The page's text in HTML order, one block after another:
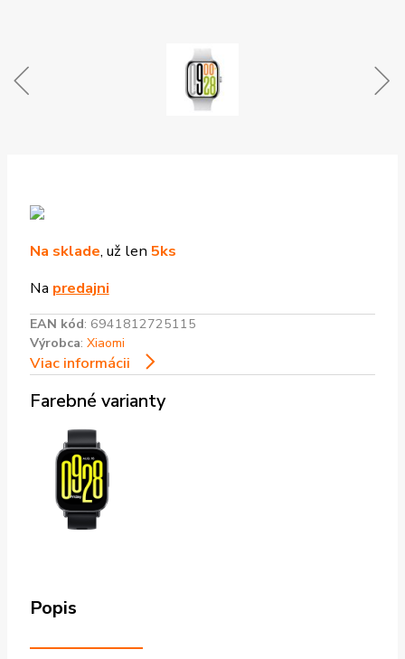
Na sklade, už len 5ks
Na predajni
EAN kód: 6941812725115
Výrobca: Xiaomi
Viac informácii
Farebné varianty
Popis